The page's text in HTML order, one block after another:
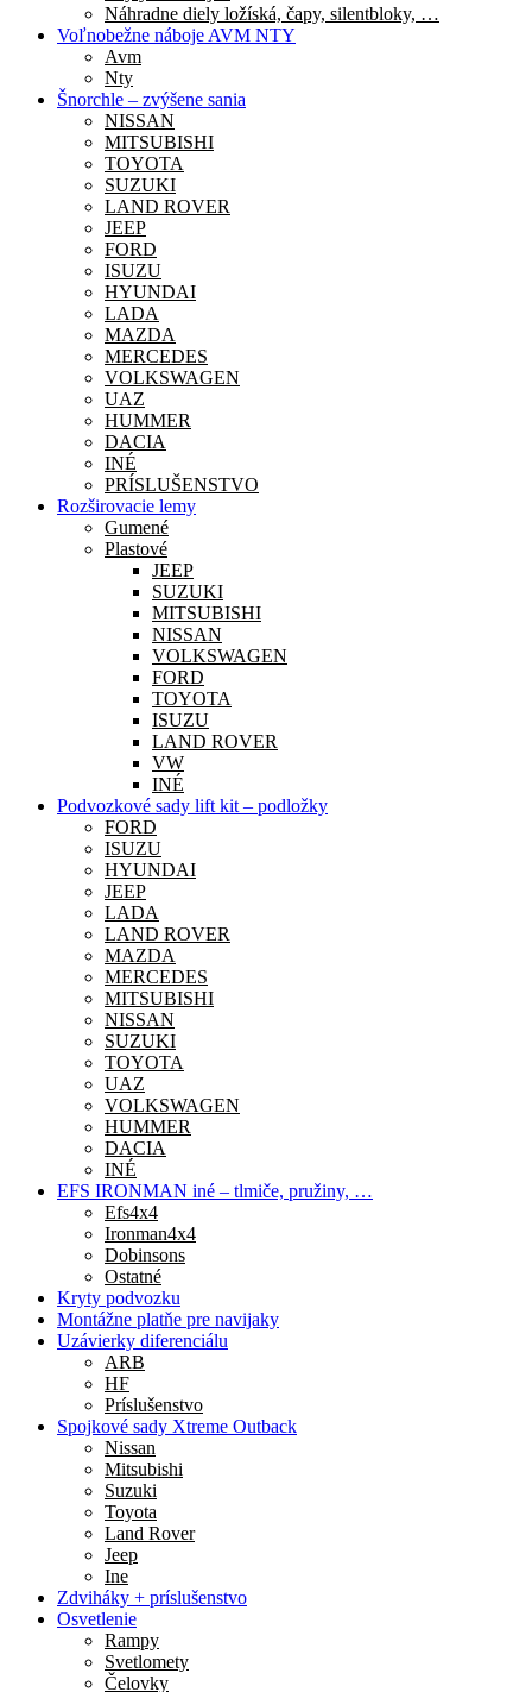
Náhradne diely ložíská, čapy, silentbloky, …
Voľnobežne náboje AVM NTY
Avm
Nty
Šnorchle – zvýšene sania
NISSAN
MITSUBISHI
TOYOTA
SUZUKI
LAND ROVER
JEEP
FORD
ISUZU
HYUNDAI
LADA
MAZDA
MERCEDES
VOLKSWAGEN
UAZ
HUMMER
DACIA
INÉ
PRÍSLUŠENSTVO
Rozširovacie lemy
Gumené
Plastové
JEEP
SUZUKI
MITSUBISHI
NISSAN
VOLKSWAGEN
FORD
TOYOTA
ISUZU
LAND ROVER
VW
INÉ
Podvozkové sady lift kit – podložky
FORD
ISUZU
HYUNDAI
JEEP
LADA
LAND ROVER
MAZDA
MERCEDES
MITSUBISHI
NISSAN
SUZUKI
TOYOTA
UAZ
VOLKSWAGEN
HUMMER
DACIA
INÉ
EFS IRONMAN iné – tlmiče, pružiny, …
Efs4x4
Ironman4x4
Dobinsons
Ostatné
Kryty podvozku
Montážne platňe pre navijaky
Uzávierky diferenciálu
ARB
HF
Príslušenstvo
Spojkové sady Xtreme Outback
Nissan
Mitsubishi
Suzuki
Toyota
Land Rover
Jeep
Ine
Zdviháky + príslušenstvo
Osvetlenie
Rampy
Svetlomety
Čelovky